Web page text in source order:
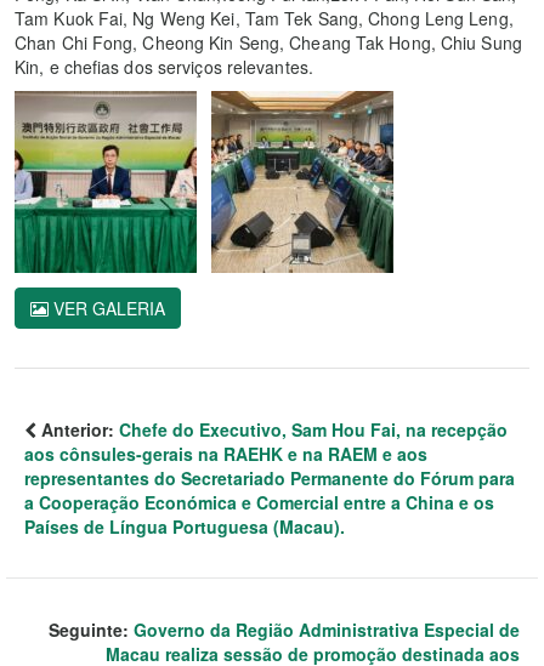
Tam Kuok Fai, Ng Weng Kei, Tam Tek Sang, Chong Leng Leng,
Chan Chi Fong, Cheong Kin Seng, Cheang Tak Hong, Chiu Sung
Kin, e chefias dos serviços relevantes.
VER GALERIA
Anterior: Chefe do Executivo, Sam Hou Fai, na recepção
aos cônsules-gerais na RAEHK e na RAEM e aos
representantes do Secretariado Permanente do Fórum para
a Cooperação Económica e Comercial entre a China e os
Países de Língua Portuguesa (Macau).
Seguinte: Governo da Região Administrativa Especial de
Macau realiza sessão de promoção destinada aos